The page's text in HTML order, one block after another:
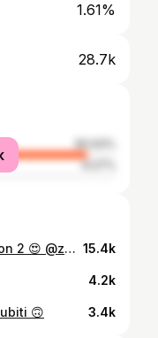
1.61%
28.7k
90.93%
9.07%
Neko mora… EVO JA ĆU… season 2 😍 @zadovoljnars x @lindexsrbija 15.4k
4.2k
🙃 3.4k